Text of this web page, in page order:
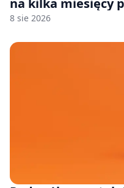
na kilka miesięcy
8 sie 2026